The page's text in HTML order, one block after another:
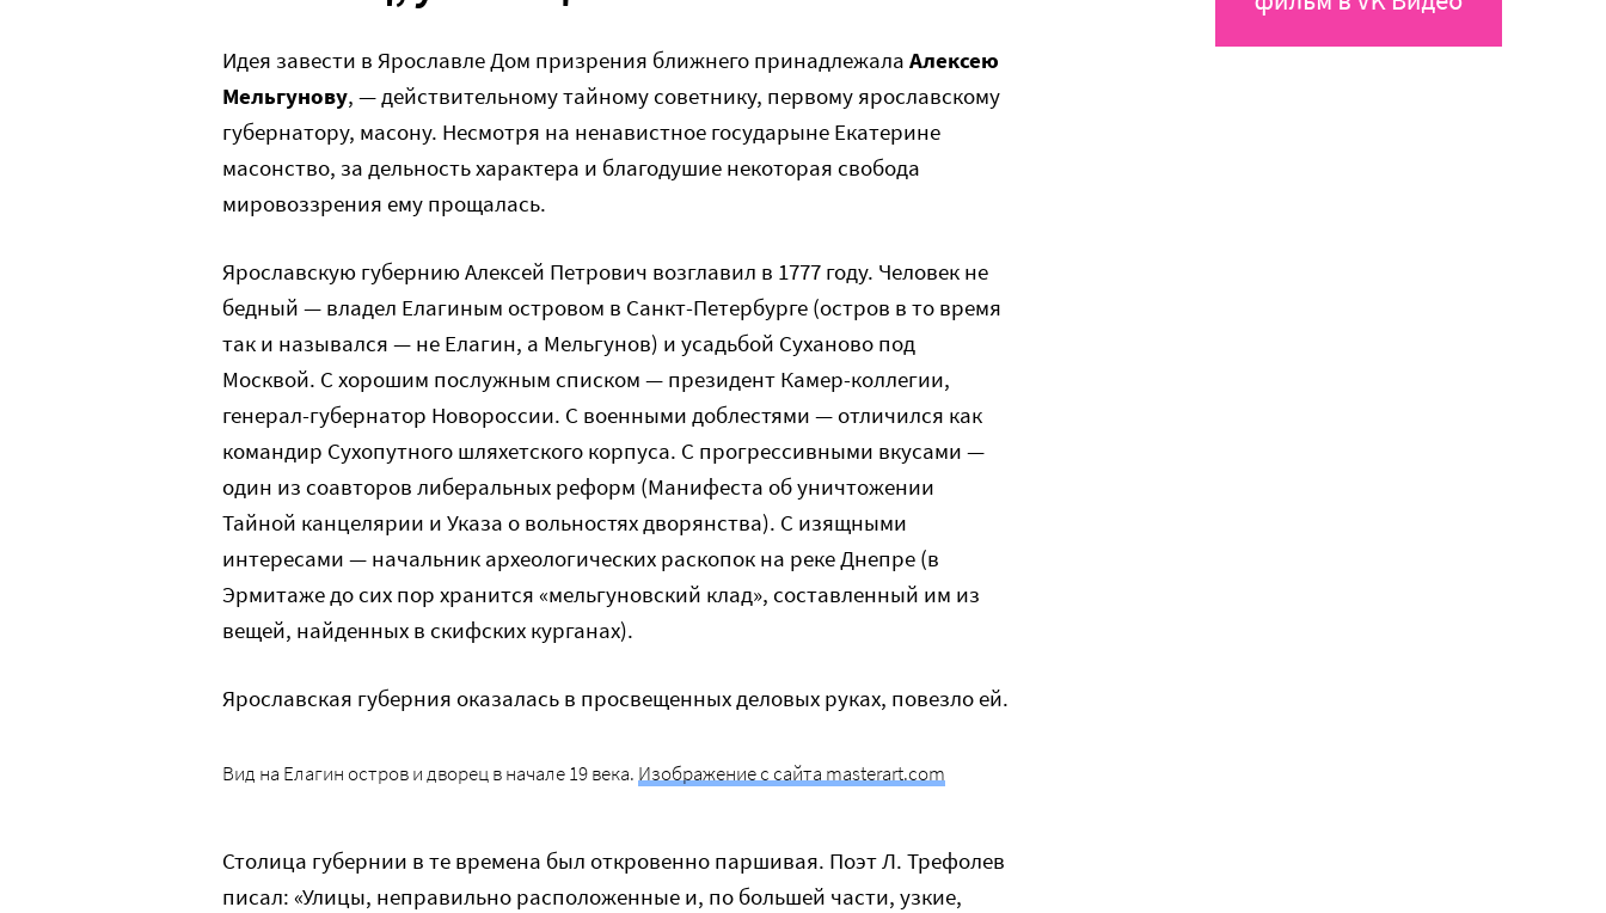
Идея завести в Ярославле Дом призрения ближнего принадлежала Алексею
Мельгунову, — действительному тайному советнику, первому ярославскому
губернатору, масону. Несмотря на ненавистное государыне Екатерине
масонство, за дельность характера и благодушие некоторая свобода
мировоззрения ему прощалась.
Ярославскую губернию Алексей Петрович возглавил в 1777 году. Человек не
бедный — владел Елагиным островом в Санкт-Петербурге (остров в то время
так и назывался — не Елагин, а Мельгунов) и усадьбой Суханово под
Москвой. С хорошим послужным списком — президент Камер-коллегии,
генерал-губернатор Новороссии. С военными доблестями — отличился как
командир Сухопутного шляхетского корпуса. С прогрессивными вкусами —
один из соавторов либеральных реформ (Манифеста об уничтожении
Тайной канцелярии и Указа о вольностях дворянства). С изящными
интересами — начальник археологических раскопок на реке Днепре (в
Эрмитаже до сих пор хранится «мельгуновский клад», составленный им из
вещей, найденных в скифских курганах).
Ярославская губерния оказалась в просвещенных деловых руках, повезло ей.
Вид на Елагин остров и дворец в начале 19 века. Изображение с сайта masterart.com
Столица губернии в те времена был откровенно паршивая. Поэт Л. Трефолев
писал: «Улицы, неправильно расположенные и, по большей части, узкие,